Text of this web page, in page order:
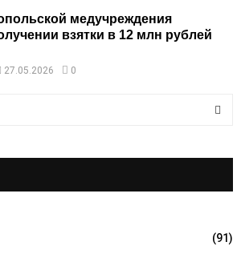
медучреждения
взятки в 12 млн рублей
27.05.2026 0
R
(91)